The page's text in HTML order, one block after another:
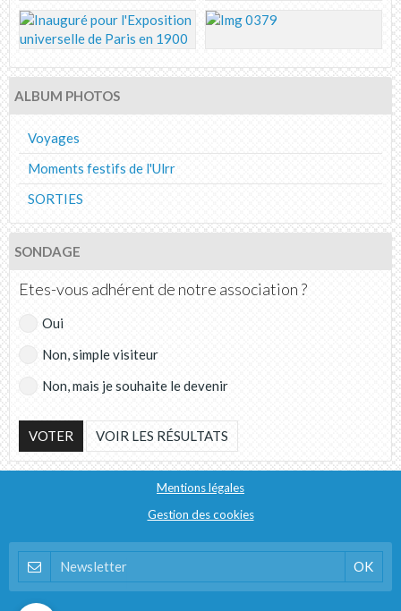
ALBUM PHOTOS
Voyages
Moments festifs de l'Ulrr
SORTIES
SONDAGE
Etes-vous adhérent de notre association ?
Oui
Non, simple visiteur
Non, mais je souhaite le devenir
VOTER VOIR LES RÉSULTATS
Mentions légales
Gestion des cookies